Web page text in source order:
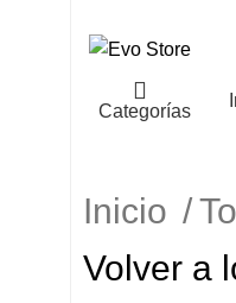
Categorías
Inicio
Volver a